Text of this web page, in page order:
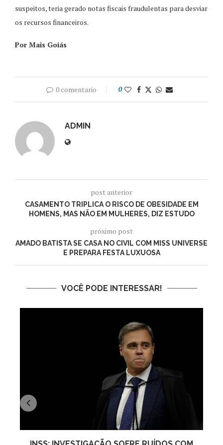
suspeitos, teria gerado notas fiscais fraudulentas para desviar
os recursos financeiros.
Por Mais Goiás
0 comentario 0
ADMIN
post anterior
CASAMENTO TRIPLICA O RISCO DE OBESIDADE EM
HOMENS, MAS NÃO EM MULHERES, DIZ ESTUDO
próximo post
AMADO BATISTA SE CASA NO CIVIL COM MISS UNIVERSE
E PREPARA FESTA LUXUOSA
VOCÊ PODE INTERESSAR!